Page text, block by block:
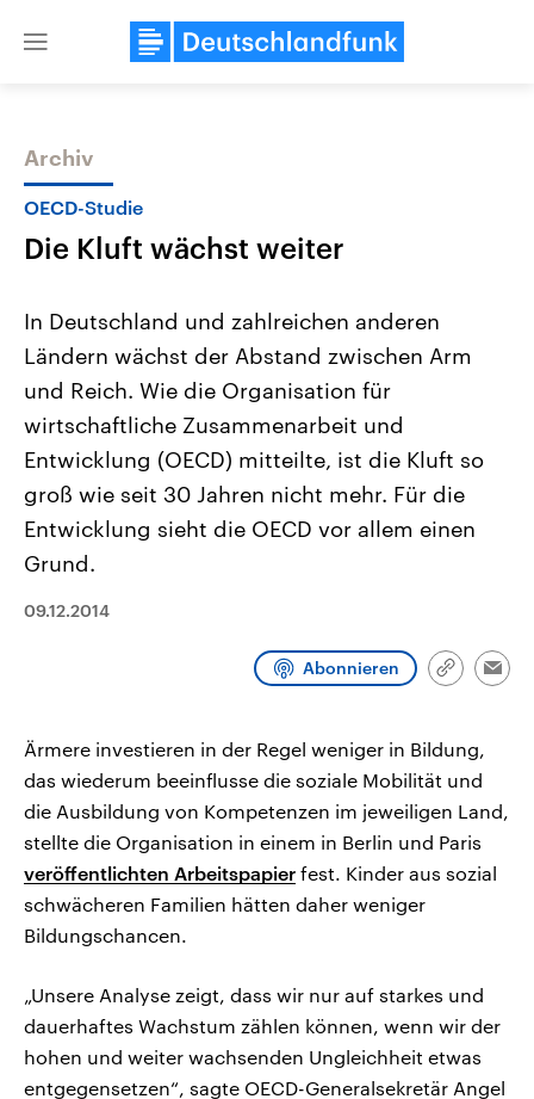
Close
Themen
Landtagswahl Sachsen-Anhalt
2026
Alle Informationen
Sachsen-Anhalt wählt am 6.
September 2026 einen neuen
Landtag. Seit 2021 wird das
Bundesland von einer Koalition aus
Umfragen, Prognosen,
und Hintergründe zu den Parteien
USA
Aktuelle Beiträge,
Hintergründe
Wirtschaftlich und
gehören die Vereinigten
mit großem Einfluss auf
Sendungen
Archiv
OECD-Studie
Die Kluft wächst weiter
In Deutschland und zahlreichen anderen
Ländern wächst der Abstand zwischen Arm
und Reich. Wie die Organisation für
wirtschaftliche Zusammenarbeit und
Entwicklung (OECD) mitteilte, ist die Kluft so
groß wie seit 30 Jahren nicht mehr. Für die
Entwicklung sieht die OECD vor allem einen
Grund.
09.12.2014
Abonnieren
Link
Ärmere investieren in der Regel weniger in Bildung,
das wiederum beeinflusse die soziale Mobilität und
die Ausbildung von Kompetenzen im jeweiligen Land,
stellte die Organisation in einem in Berlin und Paris
veröffentlichten Arbeitspapier fest. Kinder aus sozial
schwächeren Familien hätten daher weniger
Bildungschancen.
„Unsere Analyse zeigt, dass wir nur auf starkes und
dauerhaftes Wachstum zählen können, wenn wir der
hohen und weiter wachsenden Ungleichheit etwas
entgegensetzen“, sagte OECD-Generalsekretär Angel